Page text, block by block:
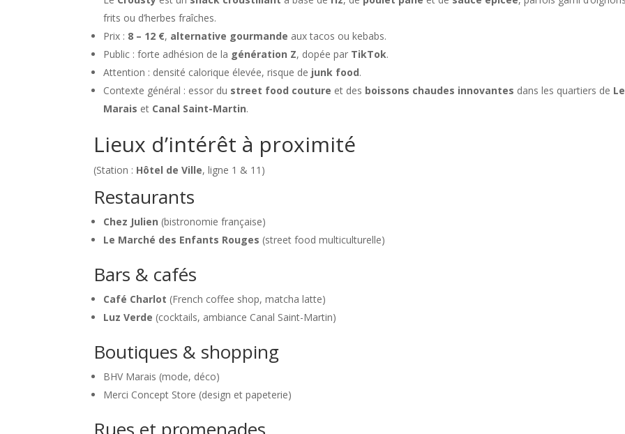
frits ou d’herbes fraîches.
Prix : 8 – 12 €, alternative gourmande aux tacos ou kebabs.
Public : forte adhésion de la génération Z, dopée par TikTok.
Attention : densité calorique élevée, risque de junk food.
Contexte général : essor du street food couture et des boissons chaudes innovantes dans les quartiers de Le
Marais et Canal Saint-Martin.
Lieux d’intérêt à proximité
(Station : Hôtel de Ville, ligne 1 & 11)
Restaurants
Chez Julien (bistronomie française)
Le Marché des Enfants Rouges (street food multiculturelle)
Bars & cafés
Café Charlot (French coffee shop, matcha latte)
Luz Verde (cocktails, ambiance Canal Saint-Martin)
Boutiques & shopping
BHV Marais (mode, déco)
Merci Concept Store (design et papeterie)